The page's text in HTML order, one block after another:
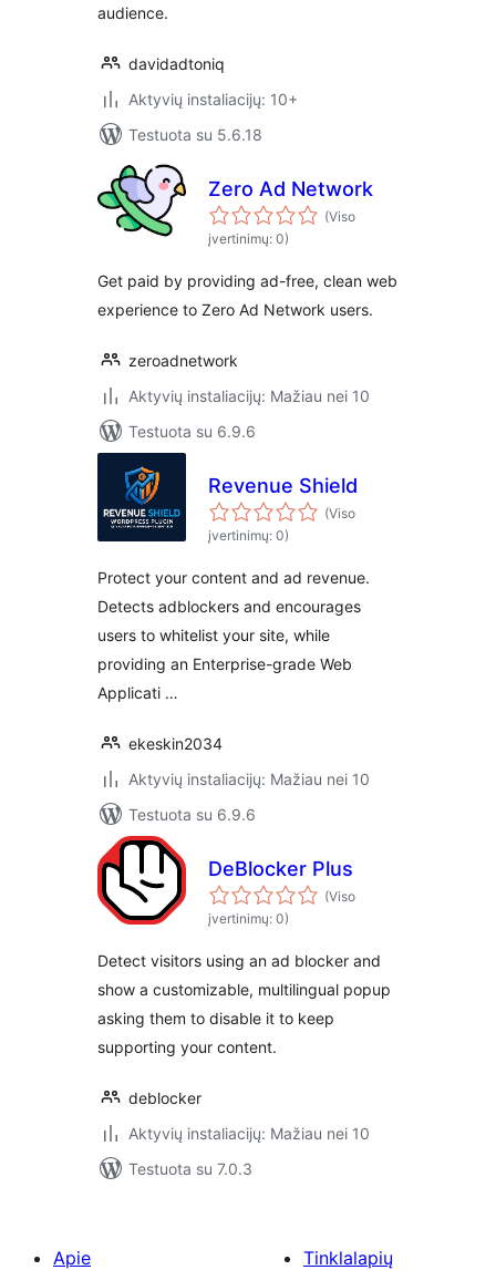
audience.
davidadtoniq
Aktyvių instaliacijų: 10+
Testuota su 5.6.18
Zero Ad Network
(Viso
įvertinimų: 0)
Get paid by providing ad-free, clean web
experience to Zero Ad Network users.
zeroadnetwork
Aktyvių instaliacijų: Mažiau nei 10
Testuota su 6.9.6
Revenue Shield
(Viso
įvertinimų: 0)
Protect your content and ad revenue.
Detects adblockers and encourages
users to whitelist your site, while
providing an Enterprise-grade Web
Applicati …
ekeskin2034
Aktyvių instaliacijų: Mažiau nei 10
Testuota su 6.9.6
DeBlocker Plus
(Viso
įvertinimų: 0)
Detect visitors using an ad blocker and
show a customizable, multilingual popup
asking them to disable it to keep
supporting your content.
deblocker
Aktyvių instaliacijų: Mažiau nei 10
Testuota su 7.0.3
Apie
Tinklalapių